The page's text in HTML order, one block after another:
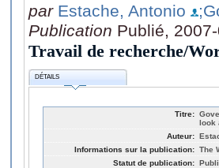
par Estache, Antonio
Publication Publié,
Travail de recherche/
DÉTAILS
Titre:
look
Auteur:
Informations sur la publication: The
Statut de publication: